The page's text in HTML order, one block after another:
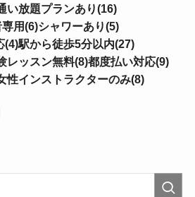
い放題プランあり(16)
用(6)シャワーあり(5)
(4)駅から徒歩5分以内(27)
レッスン無料(8)都度払い対応(9)
性インストラクターのみ(8)